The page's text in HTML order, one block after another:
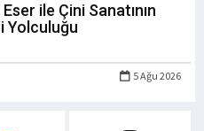
ile Çini Sanatının
Yolculuğu
5 Ağu 2026